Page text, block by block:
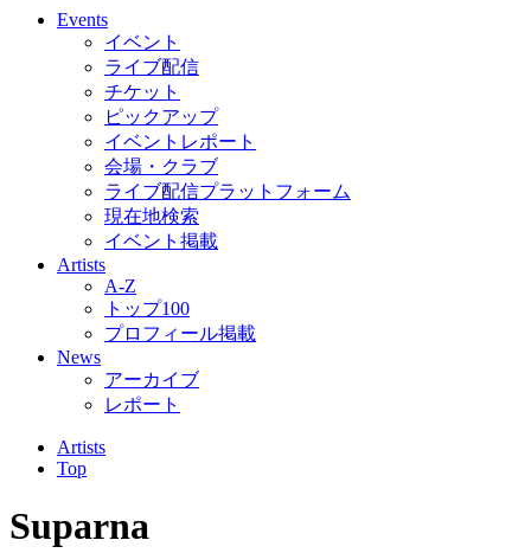
Events
イベント
ライブ配信
チケット
ピックアップ
イベントレポート
会場・クラブ
ライブ配信プラットフォーム
現在地検索
イベント掲載
Artists
A-Z
トップ100
プロフィール掲載
News
アーカイブ
レポート
Artists
Top
Suparna